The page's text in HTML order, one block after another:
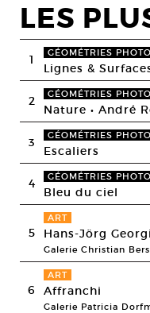
LES
1 GÉOMÉTRIES
Lignes &
2 GÉOMÉTRIES
Nature • André
3 GÉOMÉTRIES
Escaliers
4 GÉOMÉTRIES
Bleu du ciel
5
ART
Hans-Jörg Georgi
Galerie Christian
6
ART
Affranchi
Galerie Patricia